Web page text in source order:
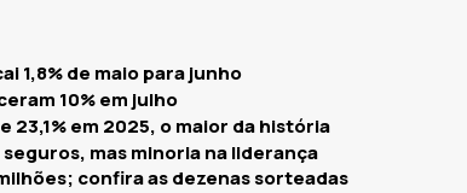
1,8% de maio para junho
10% em julho
em 2025, o maior da história
mas minoria na liderança
confira as dezenas sorteadas